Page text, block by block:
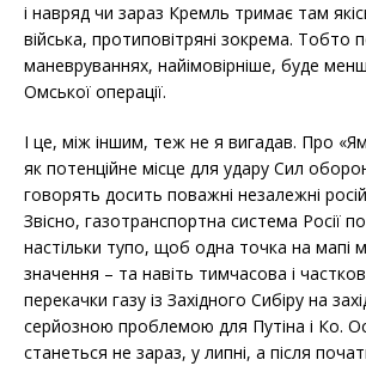
і навряд чи зараз Кремль тримає там
війська, протиповітряні зокрема. Тобто
маневруваннях, найімовірніше, буде
Омської операції.
І це, між іншим, теж не я вигадав. Про
як потенційне місце для удару Сил
говорять досить поважні незалежні
Звісно, газотранспортна система Росії
настільки тупо, щоб одна точка на мапі
значення – та навіть тимчасова і
перекачки газу із Західного Сибіру на
серйозною проблемою для Путіна і Ко.
станеться не зараз, у липні, а після